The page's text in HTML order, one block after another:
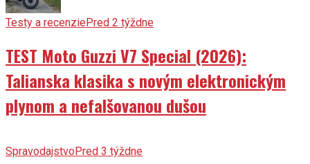
Testy a recenziePred 2 týždne
TEST Moto Guzzi V7 Special (2026):
Talianska klasika s novým elektronickým
plynom a nefalšovanou dušou
SpravodajstvoPred 3 týždne